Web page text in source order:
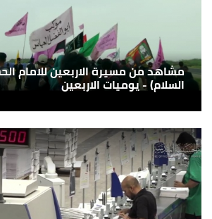
مشاهد من مسيرة الاربعين للامام
السلام) - يوميات الاربعين